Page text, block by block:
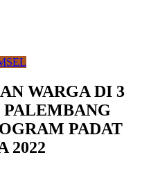
WARGA DI 3
PALEMBANG
PADAT
2022